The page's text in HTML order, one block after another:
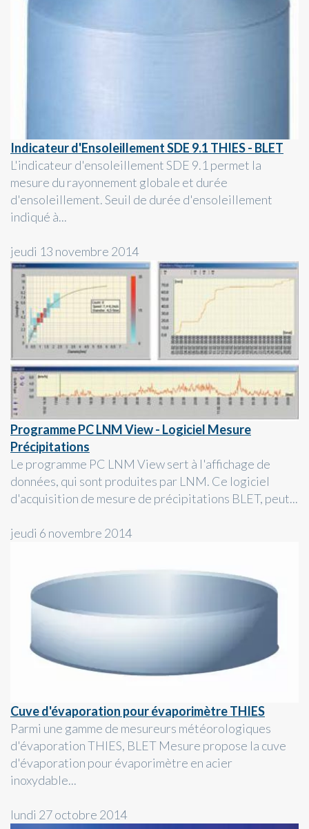
Indicateur d'Ensoleillement SDE 9.1 THIES - BLET
L'indicateur d'ensoleillement SDE 9.1 permet la
mesure du rayonnement globale et durée
d'ensoleillement. Seuil de durée d'ensoleillement
indiqué à...
jeudi 13 novembre 2014
Programme PC LNM View - Logiciel Mesure
Précipitations
Le programme PC LNM View sert à l'affichage de
données, qui sont produites par LNM. Ce logiciel
d'acquisition de mesure de précipitations BLET, peut...
jeudi 6 novembre 2014
Cuve d'évaporation pour évaporimètre THIES
Parmi une gamme de mesureurs météorologiques
d'évaporation THIES, BLET Mesure propose la cuve
d'évaporation pour évaporimètre en acier
inoxydable...
lundi 27 octobre 2014